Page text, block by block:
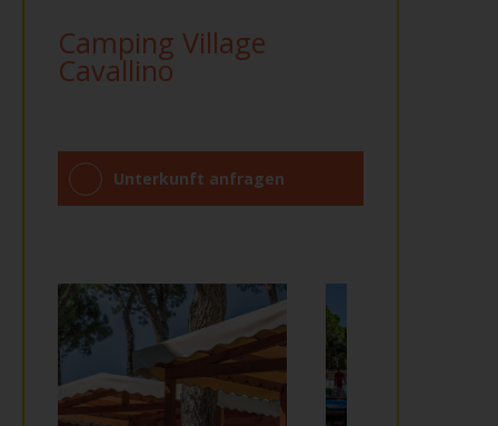
Camping Village
Cavallino
Unterkunft anfragen